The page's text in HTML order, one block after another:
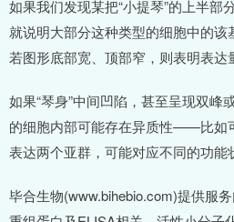
如果我们发现某把“小提琴”的上半部
就说明大部分这种类型的细胞中的该
若图形底部宽、顶部窄，则表明表达
如果“琴身”中间凹陷，甚至呈现双峰
的细胞内部可能存在异质性——比如
表达两个亚群，可能对应不同的功能
毕合生物(www.bihebio.com)提供服